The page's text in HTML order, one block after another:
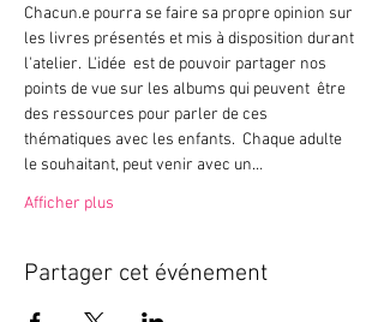
Chacun.e pourra se faire sa propre opinion sur
les livres présentés et mis à disposition durant
l'atelier.  L'idée  est de pouvoir partager nos
points de vue sur les albums qui peuvent  être
des ressources pour parler de ces
thématiques avec les enfants.  Chaque adulte
le souhaitant, peut venir avec un…
Afficher plus
Partager cet événement